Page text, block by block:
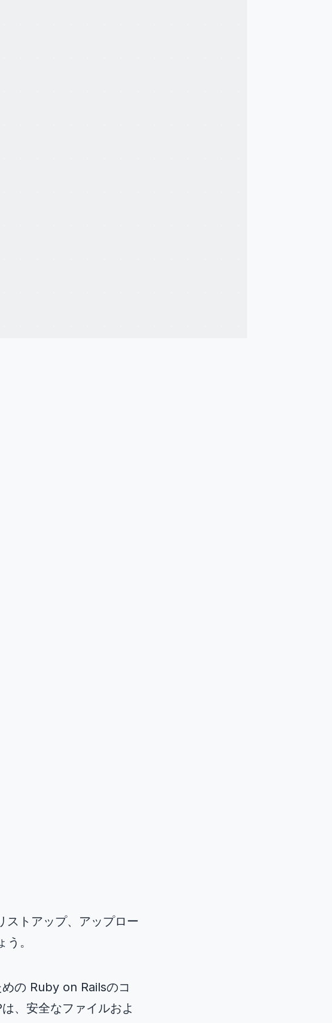
ストアップ、アップロー
。
の Ruby on Railsのコ
、安全なファイルおよ